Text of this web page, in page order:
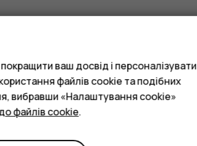
ваш досвід і персоналізувати
файлів cookie та подібних
вибравши «Налаштування cookie»
файлів cookie.